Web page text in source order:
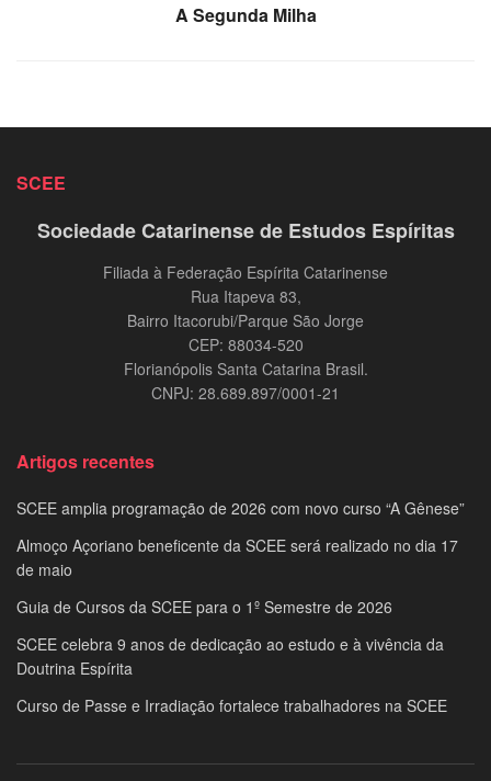
A Segunda Milha
SCEE
Sociedade Catarinense de Estudos Espíritas
Filiada à Federação Espírita Catarinense
Rua Itapeva 83,
Bairro Itacorubi/Parque São Jorge
CEP: 88034-520
Florianópolis Santa Catarina Brasil.
CNPJ: 28.689.897/0001-21
Artigos recentes
SCEE amplia programação de 2026 com novo curso “A Gênese”
Almoço Açoriano beneficente da SCEE será realizado no dia 17
de maio
Guia de Cursos da SCEE para o 1º Semestre de 2026
SCEE celebra 9 anos de dedicação ao estudo e à vivência da
Doutrina Espírita
Curso de Passe e Irradiação fortalece trabalhadores na SCEE